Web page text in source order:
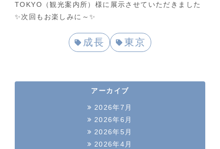
TOKYO（観光案内所）様に展示させていただきました
✨次回もお楽しみに～✨
成長 東京
アーカイブ
2026年7月
2026年6月
2026年5月
2026年4月